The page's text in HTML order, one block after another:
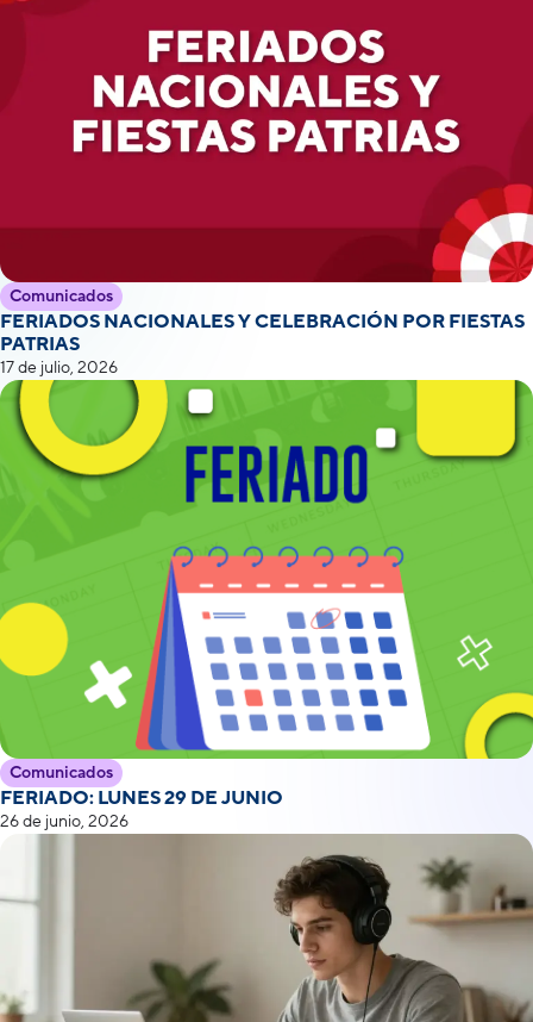
Comunicados
FERIADOS NACIONALES Y CELEBRACIÓN POR FIESTAS
PATRIAS
17 de julio, 2026
Comunicados
FERIADO: LUNES 29 DE JUNIO
26 de junio, 2026